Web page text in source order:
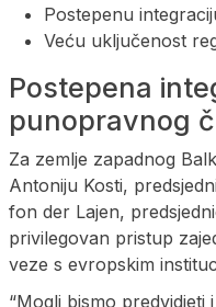
Postepenu
Veću uključenost
Postepena
punopravnog
Za zemlje zapadnog
Antoniju Kosti,
fon der Lajen,
privilegovan pristup
veze s evropskim
“Mogli bismo